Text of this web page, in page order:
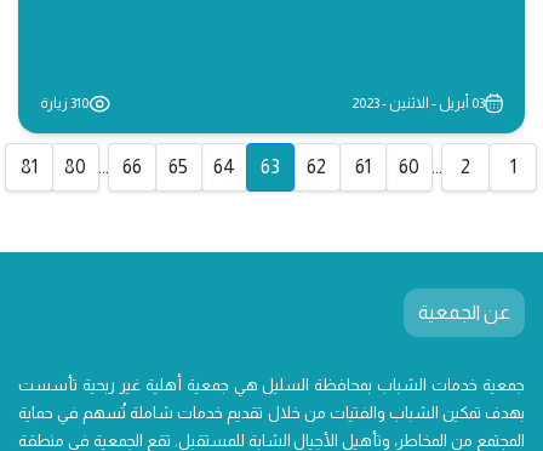
03 أبريل - الاثنين - 2023 310 زيارة
1
2
...
60
61
62
63
64
65
66
...
80
81
عن الجمعية
جمعية خدمات الشباب بمحافظة السليل هي جمعية أهلية غير ربحية تأسست
بهدف تمكين الشباب والفتيات من خلال تقديم خدمات شاملة تُسهم في حماية
المجتمع من المخاطر، وتأهيل الأجيال الشابة للمستقبل. تقع الجمعية في منطقة